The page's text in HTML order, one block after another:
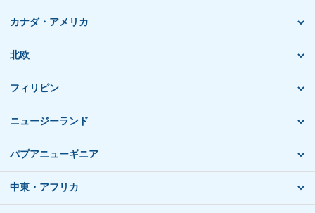
カナダ・アメリカ
北欧
フィリピン
ニュージーランド
パプアニューギニア
中東・アフリカ